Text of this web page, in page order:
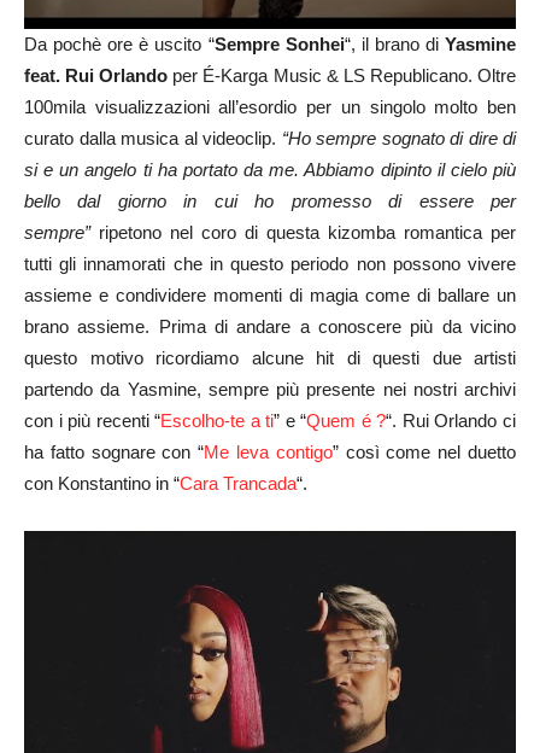
Da pochè ore è uscito “Sempre Sonhei“, il brano diYasmine
feat. Rui Orlando per É-Karga Music & LS Republicano. Oltre
100mila visualizzazioni all’esordio per un singolo molto ben
curato dalla musica al videoclip. “Ho sempre sognato di dire di
si e un angelo ti ha portato da me. Abbiamo dipinto il cielo più
bello dal giorno in cui ho promesso di essere per
sempre” ripetono nel coro di questa kizomba romantica per
tutti gli innamorati che in questo periodo non possono vivere
assieme e condividere momenti di magia come di ballare un
brano assieme. Prima di andare a conoscere più da vicino
questo motivo ricordiamo alcune hit di questi due artisti
partendo da Yasmine, sempre più presente nei nostri archivi
con i più recenti “Escolho-te a ti” e “Quem é ?“. Rui Orlando ci
ha fatto sognare con “Me leva contigo” così come nel duetto
con Konstantino in “Cara Trancada“.